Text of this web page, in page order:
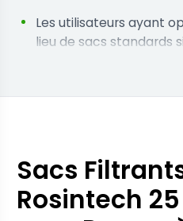
Les utilisateurs ayant
lieu de sacs standards
Les opérateurs
Sacs
Rosintech